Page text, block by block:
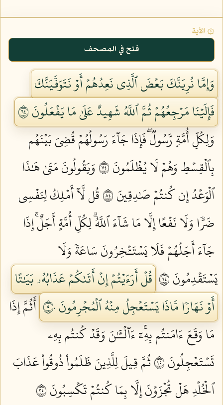
۞ الآية
فتح في المصحف
وَإِمَّا نُرِيَنَّكَ بَعۡضَ ٱلَّذِي نَعِدُهُمۡ أَوۡ نَتَوَفَّيَنَّكَ
فَإِلَيۡنَا مَرۡجِعُهُمۡ ثُمَّ ٱللَّهُ شَهِيدٌ عَلَىٰ مَا يَفۡعَلُونَ ٤٦
وَلِكُلِّ أُمَّةٖ رَّسُولٞۖ فَإِذَا جَآءَ رَسُولُهُمۡ قُضِيَ بَيۡنَهُم
بِٱلۡقِسۡطِ وَهُمۡ لَا يُظۡلَمُونَ ٤٧
وَيَقُولُونَ مَتَىٰ هَٰذَا
ٱلۡوَعۡدُ إِن كُنتُمۡ صَٰدِقِينَ ٤٨
قُل لَّآ أَمۡلِكُ لِنَفۡسِي
ضَرّٗا وَلَا نَفۡعًا إِلَّا مَا شَآءَ ٱللَّهُۗ لِكُلِّ أُمَّةٍ أَجَلٌۚ إِذَا
جَآءَ أَجَلُهُمۡ فَلَا يَسۡتَـٔۡخِرُونَ سَاعَةٗ وَلَا
يَسۡتَقۡدِمُونَ ٤٩
قُلۡ أَرَءَيۡتُمۡ إِنۡ أَتَىٰكُمۡ عَذَابُهُۥ بَيَٰتًا
أَوۡ نَهَارٗا مَّاذَا يَسۡتَعۡجِلُ مِنۡهُ ٱلۡمُجۡرِمُونَ ٥٠
أَثُمَّ إِذَا
مَا وَقَعَ ءَامَنتُم بِهِۦٓۚ ءَآلۡـَٰٔنَ وَقَدۡ كُنتُم بِهِۦ
تَسۡتَعۡجِلُونَ ٥١
ثُمَّ قِيلَ لِلَّذِينَ ظَلَمُواْ ذُوقُواْ عَذَابَ
ٱلۡخُلۡدِ هَلۡ تُجۡزَوۡنَ إِلَّا بِمَا كُنتُمۡ تَكۡسِبُونَ ٥٢